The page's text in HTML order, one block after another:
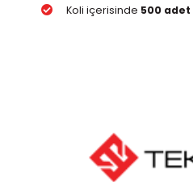
Koli içerisinde 500 adet